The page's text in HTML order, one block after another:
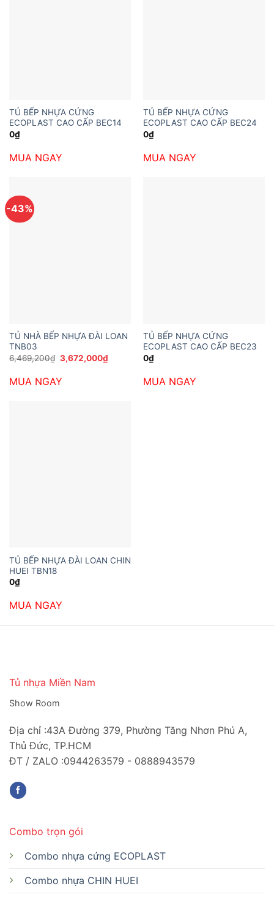
TỦ BẾP NHỰA CỨNG
ECOPLAST CAO CẤP BEC14
0₫
MUA NGAY
TỦ BẾP NHỰA CỨNG
ECOPLAST CAO CẤP BEC24
0₫
MUA NGAY
-43%
TỦ NHÀ BẾP NHỰA ĐÀI LOAN
TNB03
6,469,200₫ Giá
gốc
6,469,200₫.
3,672,000₫Giá
hiện
MUA NGAY
TỦ BẾP NHỰA CỨNG
ECOPLAST CAO CẤP BEC23
0₫
MUA NGAY
TỦ BẾP NHỰA ĐÀI LOAN CHIN
HUEI TBN18
0₫
MUA NGAY
Tủ nhựa Miền Nam
Show Room
Địa chỉ :43A Đường 379, Phường Tăng Nhơn Phú A,
Thủ Đức, TP.HCM
ĐT / ZALO :0944263579 - 0888943579
Combo trọn gói
Combo nhựa cứng ECOPLAST
Combo nhựa CHIN HUEI